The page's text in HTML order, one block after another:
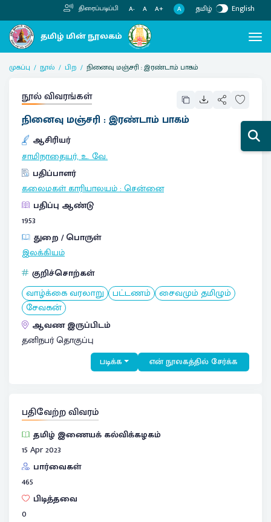
திரைப்படிப்பி A- A A+ A தமிழ் English
முகப்பு நூல் பிற நினைவு மஞ்சரி : இரண்டாம் பாகம்
நூல் விவரங்கள்
நினைவு மஞ்சரி : இரண்டாம் பாகம்
ஆசிரியர்
சாமிநாதையர், உ. வே.
பதிப்பாளர்
கலைமகள் காரியாலயம்:சென்னை
பதிப்பு ஆண்டு
1953
துறை / பொருள்
இலக்கியம்
குறிச்சொற்கள்
வாழ்க்கை வரலாறு பட்டணம் சைவமும் தமிழும்
சேவகன்
ஆவண இருப்பிடம்
தனிநபர் தொகுப்பு
படிக்க என் நூலகத்தில் சேர்க்க
பதிவேற்ற விவரம்
தமிழ் இணையக் கல்விக்கழகம்
15 Apr 2023
பார்வைகள்
465
பிடித்தவை
0